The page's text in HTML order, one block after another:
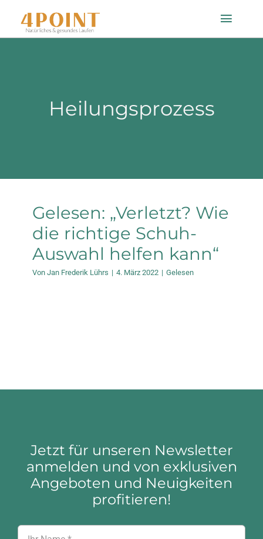
Inhalt
Toggle
Einlagenfinder
Technologie
Mein Konto
Shop
Heilungsprozess
Gelesen: „Verletzt? Wie
die richtige Schuh-
Auswahl helfen kann“
Von Jan Frederik Lührs | 4. März 2022 | Gelesen
Jetzt für unseren Newsletter
anmelden und von exklusiven
Angeboten und Neuigkeiten
profitieren!